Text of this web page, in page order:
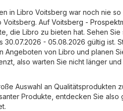
in Libro Voitsberg war noch nie
Voitsberg. Auf Voitsberg -
die Libro zu bieten hat. Sehen Sie
30.07.2026 - 05.08.2026 gültig ist.
Angeboten von Libro und planen
also warten Sie nicht länger
Auswahl an Qualitätsprodukten
Produkte, entdecken Sie also